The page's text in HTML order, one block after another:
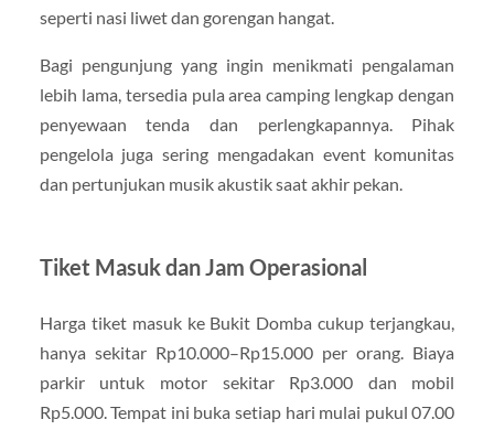
seperti nasi liwet dan gorengan hangat.
Bagi pengunjung yang ingin menikmati pengalaman
lebih lama, tersedia pula area camping lengkap dengan
penyewaan tenda dan perlengkapannya. Pihak
pengelola juga sering mengadakan event komunitas
dan pertunjukan musik akustik saat akhir pekan.
Tiket Masuk dan Jam Operasional
Harga tiket masuk ke Bukit Domba cukup terjangkau,
hanya sekitar Rp10.000–Rp15.000 per orang. Biaya
parkir untuk motor sekitar Rp3.000 dan mobil
Rp5.000. Tempat ini buka setiap hari mulai pukul 07.00